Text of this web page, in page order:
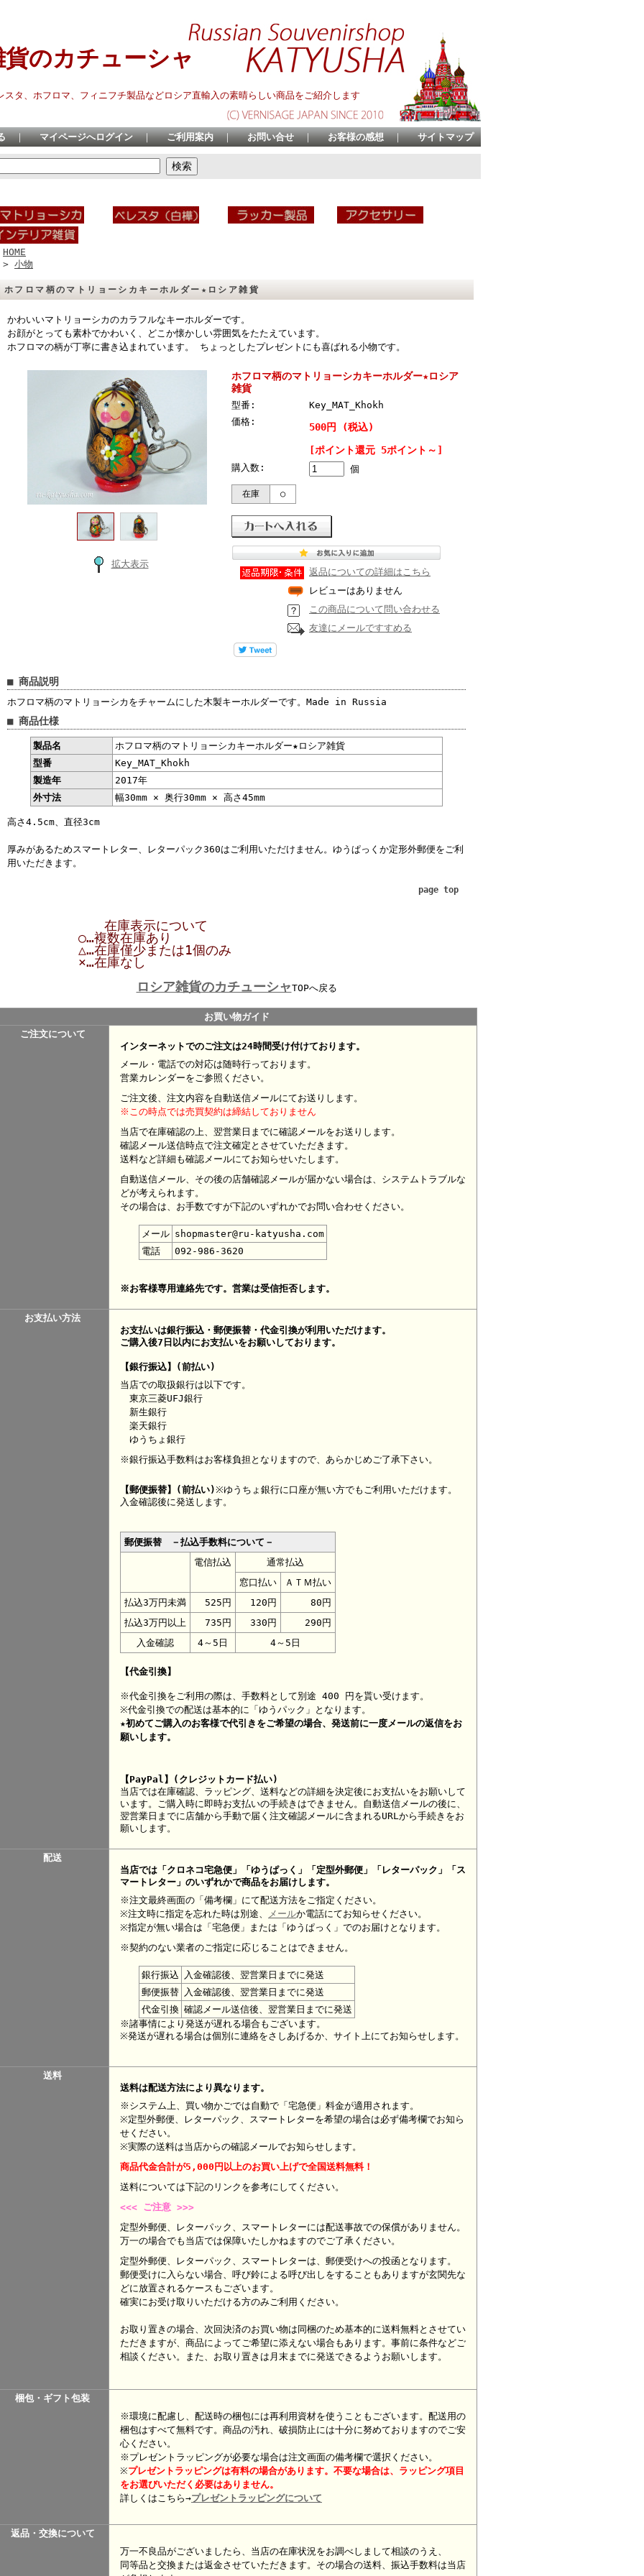
貨のカチューシャ
スタ、ホフロマ、フィニフチ製品などロシア直輸入の素晴らしい商品をご紹介します
｜ マイページへログイン ｜ ご利用案内 ｜ お問い合せ ｜ お客様の感想 ｜ サイトマップ
HOME
> 小物
ホフロマ柄のマトリョーシカキーホルダー★ロシア雑貨
かわいいマトリョーシカのカラフルなキーホルダーです。
お顔がとっても素朴でかわいく、どこか懐かしい雰囲気をたたえています。
ホフロマの柄が丁寧に書き込まれています。 ちょっとしたプレゼントにも喜ばれる小物です。
拡大表示
ホフロマ柄のマトリョーシカキーホルダー★ロシア
雑貨
型番:
Key_MAT_Khokh
価格:
500円 (税込)
[ポイント還元 5ポイント～]
購入数: 個
在庫 ○
返品についての詳細はこちら
レビューはありません
この商品について問い合わせる
友達にメールですすめる
■ 商品説明
ホフロマ柄のマトリョーシカをチャームにした木製キーホルダーです。Made in Russia
■ 商品仕様
製品名
ホフロマ柄のマトリョーシカキーホルダー★ロシア雑貨
型番
Key_MAT_Khokh
製造年
2017年
外寸法
幅30mm × 奥行30mm × 高さ45mm
高さ4.5cm、直径3cm
厚みがあるためスマートレター、レターパック360はご利用いただけません。ゆうぱっくか定形外郵便をご利
用いただきます。
page top
在庫表示について
○…複数在庫あり
△…在庫僅少または1個のみ
×…在庫なし
ロシア雑貨のカチューシャTOPへ戻る
お買い物ガイド
ご注文について
インターネットでのご注文は24時間受け付けております。
メール・電話での対応は随時行っております。
営業カレンダーをご参照ください。
ご注文後、注文内容を自動送信メールにてお送りします。
※この時点では売買契約は締結しておりません
当店で在庫確認の上、翌営業日までに確認メールをお送りします。
確認メール送信時点で注文確定とさせていただきます。
送料など詳細も確認メールにてお知らせいたします。
自動送信メール、その後の店舗確認メールが届かない場合は、システムトラブルな
どが考えられます。
その場合は、お手数ですが下記のいずれかでお問い合わせください。
メール shopmaster@ru-katyusha.com
電話
092-986-3620
※お客様専用連絡先です。営業は受信拒否します。
お支払い方法
お支払いは銀行振込・郵便振替・代金引換が利用いただけます。
ご購入後7日以内にお支払いをお願いしております。
【銀行振込】(前払い)
当店での取扱銀行は以下です。
東京三菱UFJ銀行
新生銀行
楽天銀行
ゆうちょ銀行
※銀行振込手数料はお客様負担となりますので、あらかじめご了承下さい。
【郵便振替】(前払い)※ゆうちょ銀行に口座が無い方でもご利用いただけます。
入金確認後に発送します。
郵便振替 －払込手数料について－
電信払込
通常払込
窓口払い
ＡＴＭ払い
払込3万円未満
525円 120円
80円
払込3万円以上
735円 330円
290円
入金確認
4～5日 4～5日
【代金引換】
※代金引換をご利用の際は、手数料として別途 400 円を貰い受けます。
※代金引換での配送は基本的に「ゆうパック」となります。
★初めてご購入のお客様で代引きをご希望の場合、 発送前に一度メールの返信をお
願いします。
【PayPal】(クレジットカード払い)
当店では在庫確認、ラッピング、送料などの詳細を決定後にお支払いをお願いして
います。ご購入時に即時お支払いの手続きはできません。自動送信メールの後に、
翌営業日までに店舗から手動で届く注文確認メールに含まれるURLから手続きをお
願いします。
配送
当店では「クロネコ宅急便」「ゆうぱっく」「定型外郵便」「レターパック」「ス
マートレター」のいずれかで商品をお届けします。
※注文最終画面の「備考欄」にて配送方法をご指定ください。
※注文時に指定を忘れた時は別途、
メールか電話にてお知らせください。
※指定が無い場合は「宅急便」または「ゆうぱっく」でのお届けとなります。
※契約のない業者のご指定に応じることはできません。
銀行振込
入金確認後、翌営業日までに発送
郵便振替
入金確認後、翌営業日までに発送
代金引換 確認メール送信後、翌営業日までに発送
※諸事情により発送が遅れる場合もございます。
※発送が遅れる場合は個別に連絡をさしあげるか、サイト上にてお知らせします。
送料
送料は配送方法により異なります。
※システム上、買い物かごでは自動で「宅急便」料金が適用されます。
※定型外郵便、レターパック、スマートレターを希望の場合は必ず備考欄でお知ら
せください。
※実際の送料は当店からの確認メールでお知らせします。
商品代金合計が5,000円以上のお買い上げで全国送料無料！
送料については下記のリンクを参考にしてください。
<<< ご注意 >>>
定型外郵便、レターパック、スマートレターには配送事故での保償がありません。
万一の場合でも当店では保障いたしかねますのでご了承ください。
定型外郵便、レターパック、スマートレターは、郵便受けへの投函となります。
郵便受けに入らない場合、呼び鈴による呼び出しをすることもありますが玄関先な
どに放置されるケースもございます。
確実にお受け取りいただける方のみご利用ください。
お取り置きの場合、次回決済のお買い物は同梱のため基本的に送料無料とさせてい
ただきますが、商品によってご希望に添えない場合もあります。事前に条件などご
相談ください。また、お取り置きは月末までに発送できるようお願いします。
梱包・ギフト包装
※環境に配慮し、配送時の梱包には再利用資材を使うこともございます。配送用の
梱包はすべて無料です。商品の汚れ、破損防止には十分に努めておりますのでご安
心ください。
※プレゼントラッピングが必要な場合は注文画面の備考欄で選択ください。
※プレゼント ラッピングは有料の場合があります。不要な場合は、ラッピング項目
をお選びいただく必要はありません。
詳しくはこちら→プレゼントラッピングについて
返品・交換について
万一不良品がございましたら、当店の在庫状況をお調べしまして相談のうえ、
同等品と交換または返金させていただきます。その場合の送料、振込手数料は当店